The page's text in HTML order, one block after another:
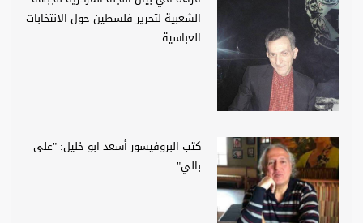
الشعبية لتحرير فلسطين حول الانتخابات
العباسية ...
كتب البروفيسور أسعد ابو خليل: "على
بالي".